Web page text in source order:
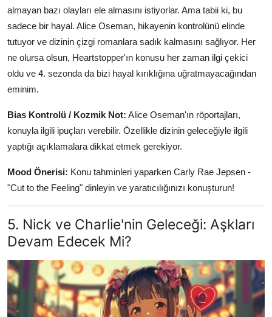
almayan bazı olayları ele almasını istiyorlar. Ama tabii ki, bu
sadece bir hayal. Alice Oseman, hikayenin kontrolünü elinde
tutuyor ve dizinin çizgi romanlara sadık kalmasını sağlıyor. Her
ne olursa olsun, Heartstopper'ın konusu her zaman ilgi çekici
oldu ve 4. sezonda da bizi hayal kırıklığına uğratmayacağından
eminim.
Bias Kontrolü / Kozmik Not: Alice Oseman'ın röportajları,
konuyla ilgili ipuçları verebilir. Özellikle dizinin geleceğiyle ilgili
yaptığı açıklamalara dikkat etmek gerekiyor.
Mood Önerisi: Konu tahminleri yaparken Carly Rae Jepsen -
"Cut to the Feeling" dinleyin ve yaratıcılığınızı konuşturun!
5. Nick ve Charlie'nin Geleceği: Aşkları
Devam Edecek Mi?